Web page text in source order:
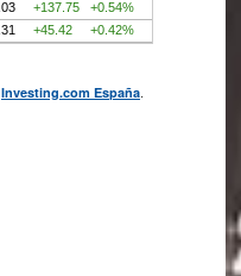
Investing.com España.